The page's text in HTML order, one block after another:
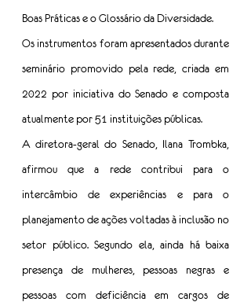
Boas Práticas e o Glossário da Diversidade.
Os instrumentos foram apresentados durante
seminário promovido pela rede, criada em
2022 por iniciativa do Senado e composta
atualmente por 51 instituições públicas.
A diretora-geral do Senado, Ilana Trombka,
afirmou que a rede contribui para o
intercâmbio de experiências e para o
planejamento de ações voltadas à inclusão no
setor público. Segundo ela, ainda há baixa
presença de mulheres, pessoas negras e
pessoas com deficiência em cargos de